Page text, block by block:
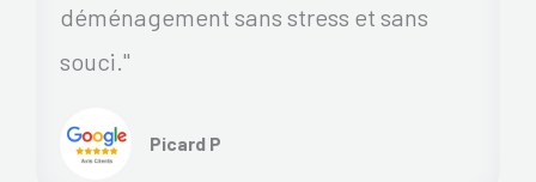
déménagement sans stress et sans
souci."
Picard P